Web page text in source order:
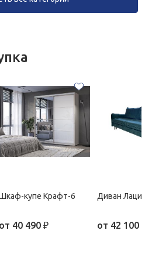
купе Крафт-6
от 40 490 ₽
Диван Лацио
от 42 100